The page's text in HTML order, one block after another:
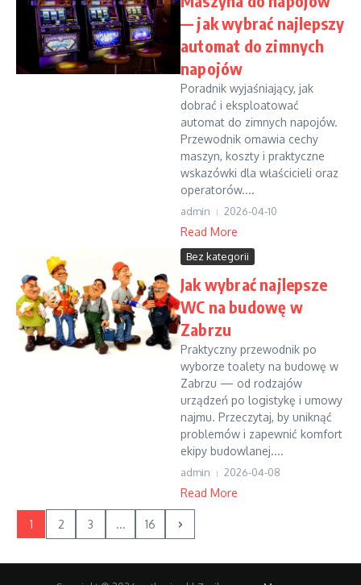
— jak wybrać najlepszy
automat do zimnych
napojów
Poradnik wyjaśniający, jak
dobrać i eksploatować
automat do zimnych napojów.
Przewodnik omawia cechy
maszyn, koszty i praktyczne
wskazówki dla właścicieli oraz
operatorów....
admin 2026-04-10
Read More
Bez kategorii
Jak wybrać najlepsze
WC na budowę w
Zabrzu
Praktyczny przewodnik po
wyborze toalety na budowę w
Zabrzu — od rodzajów
urządzeń po logistykę i umowy
najmu. Przeczytaj, by uniknąć
problemów i zapewnić komfort
ekipy budowlanej....
admin 2026-04-08
Read More
1 2 3 ... 16